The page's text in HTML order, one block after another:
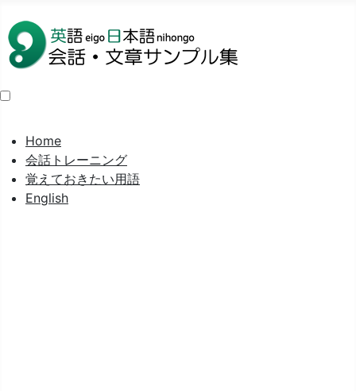
Home
会話トレーニング
覚えておきたい用語
English